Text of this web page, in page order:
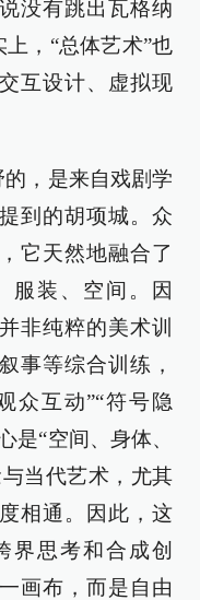
没有跳出瓦格纳
，“总体艺术”也
互设计、虚拟现
的，是来自戏剧学
到的胡项城。众
它天然地融合了
服装、空间。因
非纯粹的美术训
事等综合训练，
众互动”“符号隐
是“空间、身体、
当代艺术，尤其
相通。因此，这
界思考和合成创
画布，而是自由